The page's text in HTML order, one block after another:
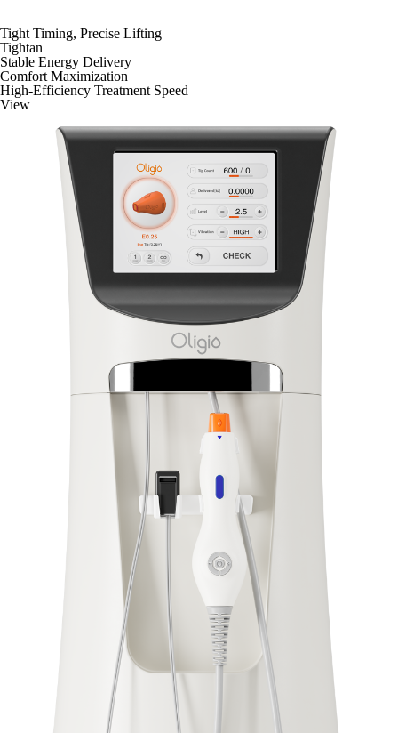
Tight Timing, Precise Lifting
Tightan
Stable Energy Delivery
Comfort Maximization
High-Efficiency Treatment Speed
View